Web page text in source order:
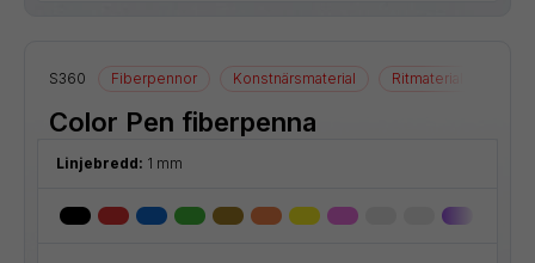
S360 Fiberpennor Konstnärsmaterial Ritmaterial
Color Pen fiberpenna
Linjebredd: 1 mm